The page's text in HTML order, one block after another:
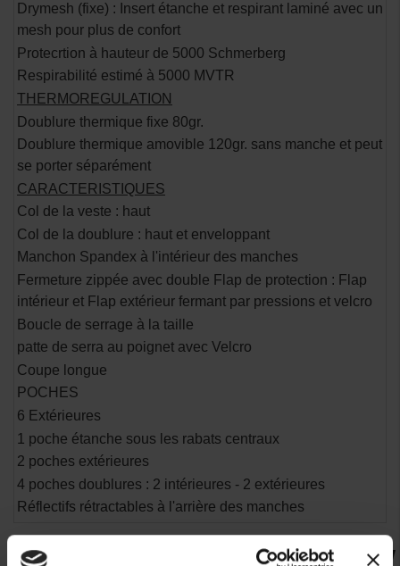
Drymesh (fixe) : Insert étanche et respirant laminé avec un
mesh pour plus de confort
Protecrtion à hauteur de 5000 Schmerberg
Respirabilité estimé à 5000 MVTR
THERMOREGULATION
Doublure thermique fixe 80gr.
Doublure thermique amovible 120gr. sans manche et peut
se porter séparément
CARACTERISTIQUES
Col de la veste : haut
Col de la doublure : haut et enveloppant
Manchon Spandex à l'intérieur des manches
Fermeture zippée avec double Flap de protection : Flap
intérieur et Flap extérieur fermant par pressions et velcro
Boucle de serrage à la taille
patte de serra au poignet avec Velcro
Coupe longue
POCHES
6 Extérieures
1 poche étanche sous les rabats centraux
2 poches extérieures
4 poches doublures : 2 intérieures - 2 extérieures
Réflectifs rétractables à l'arrière des manches